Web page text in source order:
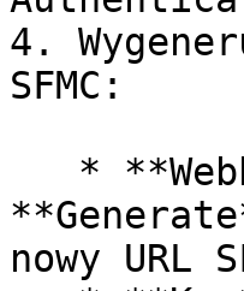
4.
SFMC:
nowy URL